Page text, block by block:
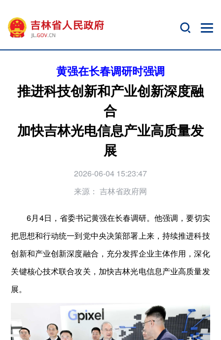
黄强在长春调研时强调
推进科技创新和产业创新深度融
合
加快吉林光电信息产业高质量发
展
2026-06-04 15:23:47
来源： 吉林省政府网
6月4日，省委书记黄强在长春调研。他强调，要切实
把思想和行动统一到党中央决策部署上来，持续推进科技
创新和产业创新深度融合，充分发挥企业主体作用，深化
关键核心技术联合攻关，加快吉林光电信息产业高质量发
展。